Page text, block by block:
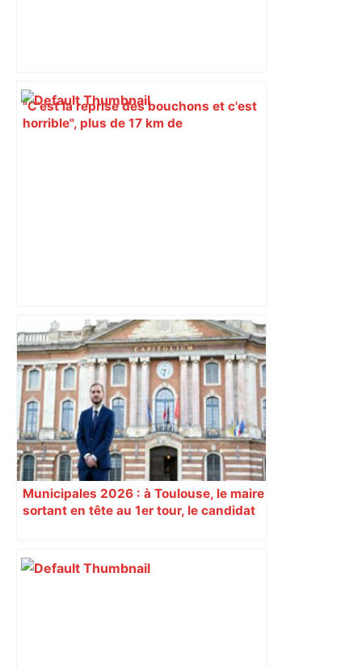
"C'est la reprise des bouchons et c'est
horrible", plus de 17 km de
Après la fusion avec la liste PS
Toulouse, le candidat LFI salue "une
dynamique qui nous oblige à la
responsabilité" – Franceinfo
Municipales 2026 : à Toulouse, le maire
sortant en tête au 1er tour, le candidat